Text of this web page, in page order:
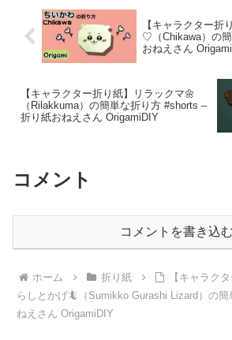
【キャラクター折
♡（Chikawa）の
おねえさん
【キャラクター折り紙】リラックマ🌼
（Rilakkuma）の簡単な折り方 #shorts –
折り紙おねえさん OrigamiDIY
コメント
コメントを書き込む
ホーム 折り紙
【キャラク
らしとかげ🦎（Sumikko Gurashi Lizard）の
ねえさん OrigamiDIY